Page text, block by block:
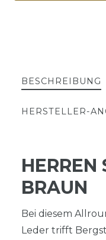
BESCHREIBUNG
HERSTELLER-
HERREN
BRAUN
Bei diesem
Leder trifft